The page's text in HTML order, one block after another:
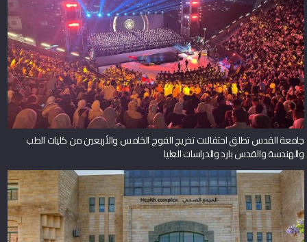
جامعة القدس تطلق احتفالات تخريج الفوج الخامس والأربعين من كليات الطب
والهندسة والقدس بارد والدراسات العليا